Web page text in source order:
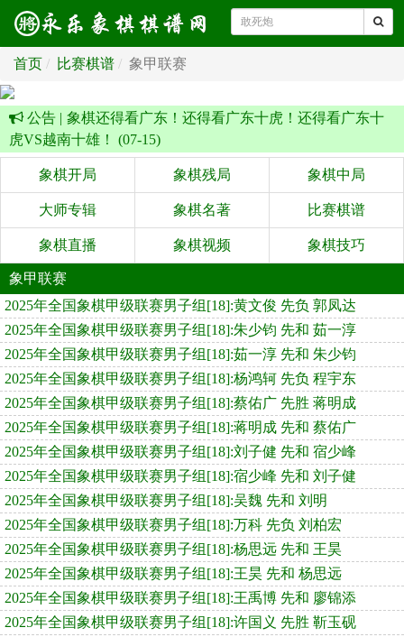
首页 比赛棋谱 象甲联赛
公告 | 象棋还得看广东！还得看广东十虎！还得看广东十
虎VS越南十雄！ (07-15)
象棋开局 象棋残局 象棋中局
大师专辑 象棋名著 比赛棋谱
象棋直播 象棋视频 象棋技巧
象甲联赛
2025年全国象棋甲级联赛男子组[18]:黄文俊 先负 郭凤达
2025年全国象棋甲级联赛男子组[18]:朱少钧 先和 茹一淳
2025年全国象棋甲级联赛男子组[18]:茹一淳 先和 朱少钧
2025年全国象棋甲级联赛男子组[18]:杨鸿轲 先负 程宇东
2025年全国象棋甲级联赛男子组[18]:蔡佑广 先胜 蒋明成
2025年全国象棋甲级联赛男子组[18]:蒋明成 先和 蔡佑广
2025年全国象棋甲级联赛男子组[18]:刘子健 先和 宿少峰
2025年全国象棋甲级联赛男子组[18]:宿少峰 先和 刘子健
2025年全国象棋甲级联赛男子组[18]:吴魏 先和 刘明
2025年全国象棋甲级联赛男子组[18]:万科 先负 刘柏宏
2025年全国象棋甲级联赛男子组[18]:杨思远 先和 王昊
2025年全国象棋甲级联赛男子组[18]:王昊 先和 杨思远
2025年全国象棋甲级联赛男子组[18]:王禹博 先和 廖锦添
2025年全国象棋甲级联赛男子组[18]:许国义 先胜 靳玉砚